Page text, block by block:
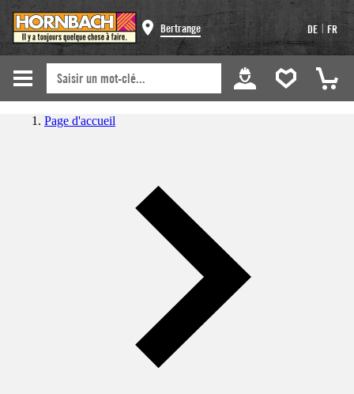
Bertrange DE | FR
Page d'accueil